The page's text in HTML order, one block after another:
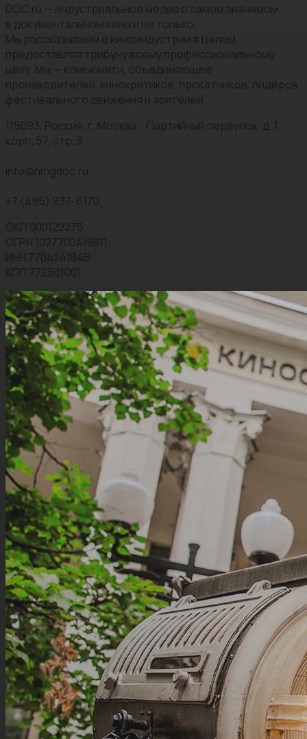
DOC.ru — индустриальное медиа о самом значимом
в документальном кино и не только.
Мы рассказываем о киноиндустрии в целом,
предоставляя трибуну всему профессиональному
цеху. Мы — комьюнити, объединяющее
производителей, кинокритиков, прокатчиков, лидеров
фестивального движения и зрителей.
115093, Россия, г. Москва, Партийный переулок, д. 1,
корп. 57, стр. 3
info@nmgdoc.ru
+7 (495) 937-6170